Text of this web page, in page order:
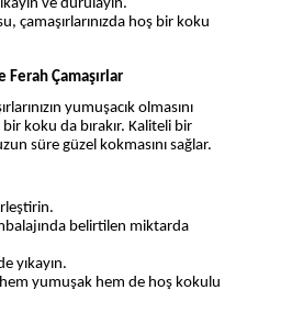
ve durulayın.
çamaşırlarınızda hoş bir koku
Ferah Çamaşırlar
yumuşacık olmasını
koku da bırakır. Kaliteli bir
süre güzel kokmasını sağlar.
belirtilen miktarda
yıkayın.
hem yumuşak hem de hoş kokulu